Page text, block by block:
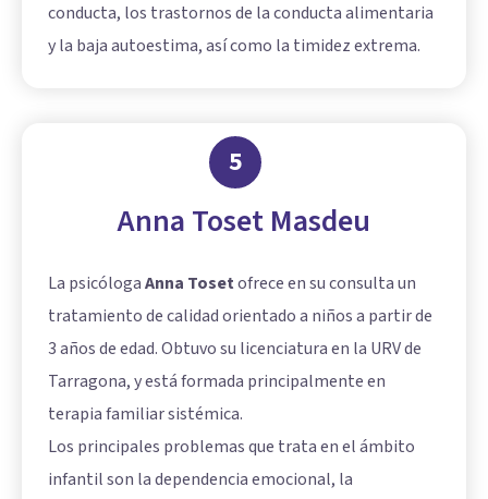
conducta, los trastornos de la conducta alimentaria
y la baja autoestima, así como la timidez extrema.
5
Anna Toset Masdeu
La psicólogaAnna Tosetofrece en su consulta un
tratamiento de calidad orientado a niños a partir de
3 años de edad. Obtuvo su licenciatura en la URV de
Tarragona, y está formada principalmente en
terapia familiar sistémica.
Los principales problemas que trata en el ámbito
infantil son la dependencia emocional, la